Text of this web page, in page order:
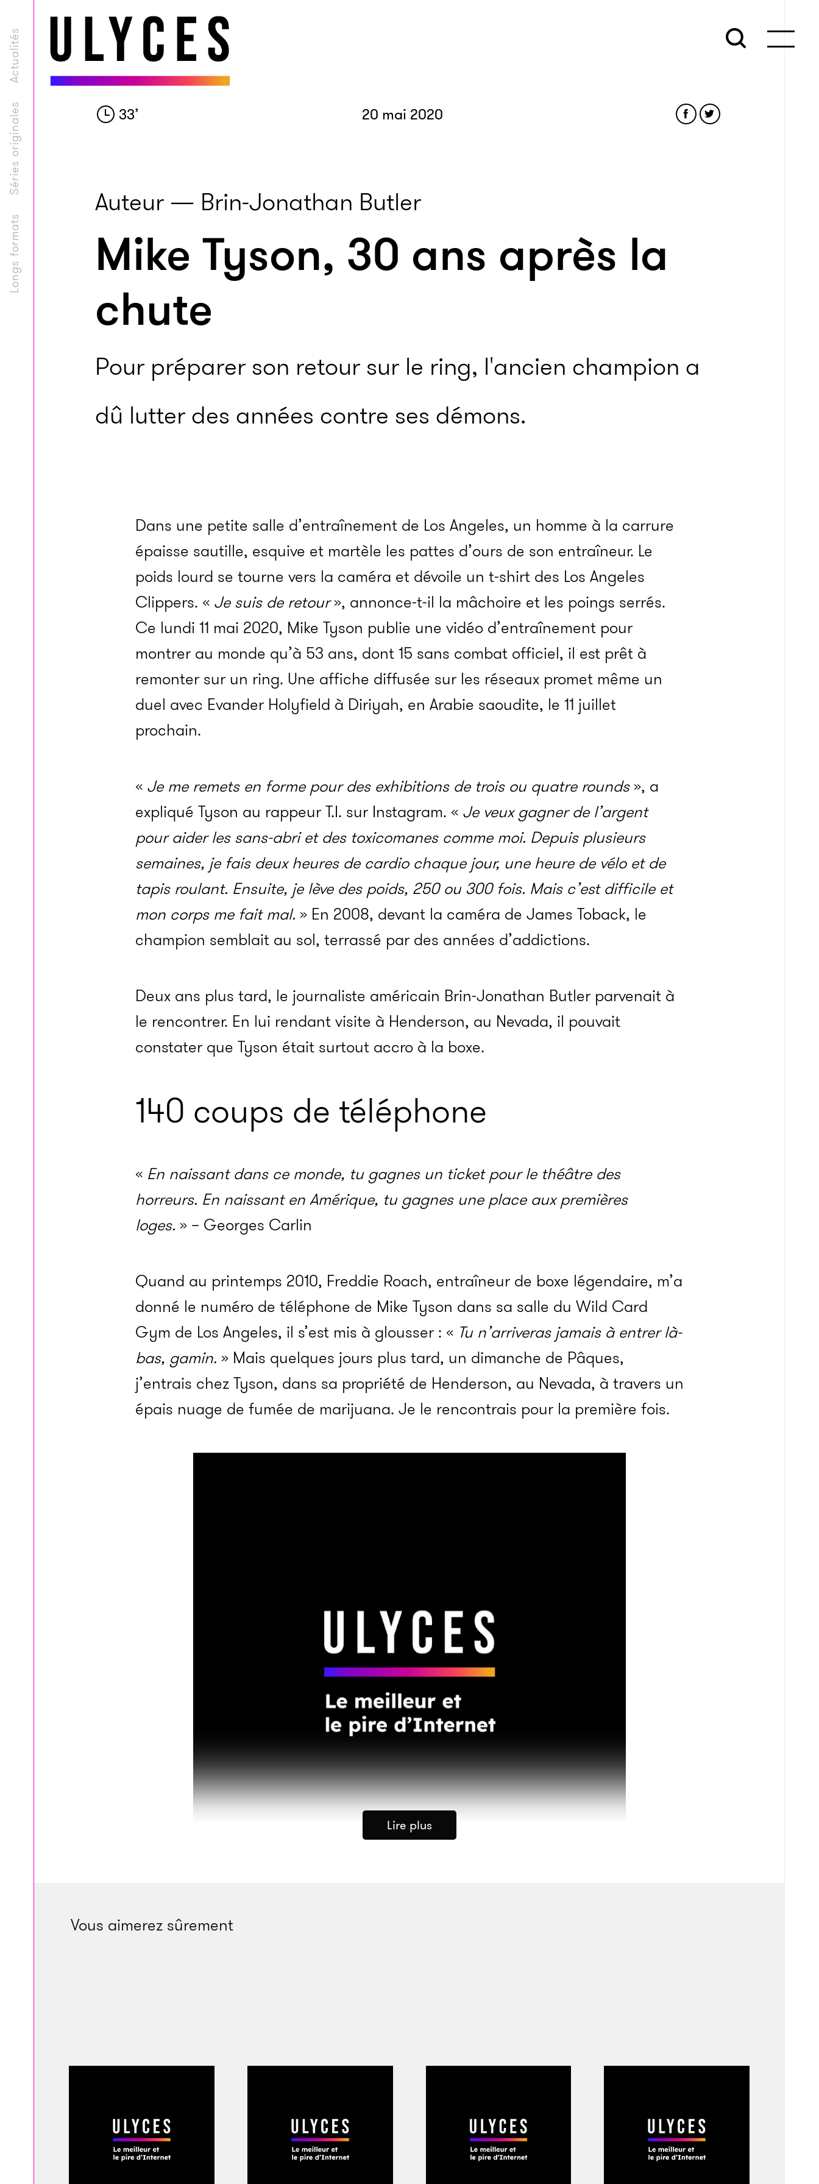
Longs formats
Séries originales
Actualités
33’ 20 mai 2020
Auteur — Brin-Jonathan Butler
Mike Tyson, 30 ans après la
chute
Pour préparer son retour sur le ring, l'ancien champion a
dû lutter des années contre ses démons.
Dans une petite salle d’entraînement de Los Angeles, un homme à la carrure
épaisse sautille, esquive et martèle les pattes d’ours de son entraîneur. Le
poids lourd se tourne vers la caméra et dévoile un t-shirt des Los Angeles
Clippers. « Je suis de retour», annonce-t-il la mâchoire et les poings serrés.
Ce lundi 11 mai 2020, Mike Tyson publie une vidéo d’entraînement pour
montrer au monde qu’à 53 ans, dont 15 sans combat officiel, il est prêt à
remonter sur un ring. Une affiche diffusée sur les réseaux promet même un
duel avec Evander Holyfield à Diriyah, en Arabie saoudite, le 11 juillet
prochain.
« Je me remets en forme pour des exhibitions de trois ou quatre rounds», a
expliqué Tyson au rappeur T.I. sur Instagram. « Je veux gagner de l’argent
pour aider les sans-abri et des toxicomanes comme moi. Depuis plusieurs
semaines, je fais deux heures de cardio chaque jour, une heure de vélo et de
tapis roulant. Ensuite, je lève des poids, 250 ou 300 fois. Mais c’est difficile et
mon corps me fait mal. » En 2008, devant la caméra de James Toback, le
champion semblait au sol, terrassé par des années d’addictions.
Deux ans plus tard, le journaliste américain Brin-Jonathan Butler parvenait à
le rencontrer. En lui rendant visite à Henderson, au Nevada, il pouvait
constater que Tyson était surtout accro à la boxe.
140 coups de téléphone
« En naissant dans ce monde, tu gagnes un ticket pour le théâtre des
horreurs. En naissant en Amérique, tu gagnes une place aux premières
loges. » – Georges Carlin
Quand au printemps 2010, Freddie Roach, entraîneur de boxe légendaire, m’a
donné le numéro de téléphone de Mike Tyson dans sa salle du Wild Card
Gym de Los Angeles, il s’est mis à glousser : « Tu n’arriveras jamais à entrer là-
bas, gamin. » Mais quelques jours plus tard, un dimanche de Pâques,
j’entrais chez Tyson, dans sa propriété de Henderson, au Nevada, à travers un
épais nuage de fumée de marijuana. Je le rencontrais pour la première fois.
Une salle de boxe mythique de Los Angeles
un jour, une heureuse méprise sur mon identité m’a conduit jusque chez lui :
Darryl et Tyson m’avaient confondu avec un écrivain qui travaillait alors sur
Lire plus
Vous aimerez sûrement